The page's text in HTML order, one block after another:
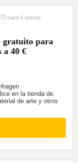
hace 6 meses
gratuito para
a 40 €
en la tienda de
de arte y otros